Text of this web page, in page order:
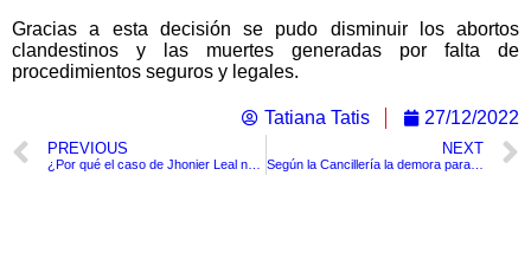
Gracias a esta decisión se pudo disminuir los abortos
clandestinos y las muertes generadas por falta de
procedimientos seguros y legales.
Tatiana Tatis 27/12/2022
PREVIOUS NEXT
Según la Cancillería la demora para programar la cita del pasaporte se debe a los tramitadores